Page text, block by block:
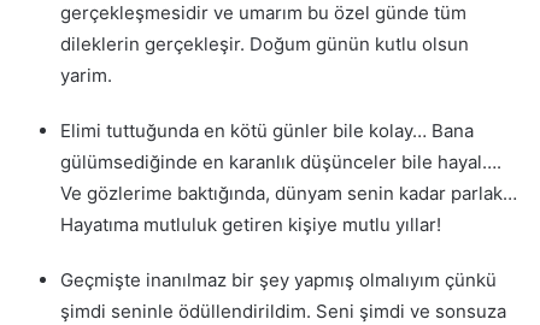
gerçekleşmesidir ve umarım bu özel günde tüm
dileklerin gerçekleşir. Doğum günün kutlu olsun
yarim.
Elimi tuttuğunda en kötü günler bile kolay… Bana
gülümsediğinde en karanlık düşünceler bile hayal….
Ve gözlerime baktığında, dünyam senin kadar parlak…
Hayatıma mutluluk getiren kişiye mutlu yıllar!
Geçmişte inanılmaz bir şey yapmış olmalıyım çünkü
şimdi seninle ödüllendirildim. Seni şimdi ve sonsuza